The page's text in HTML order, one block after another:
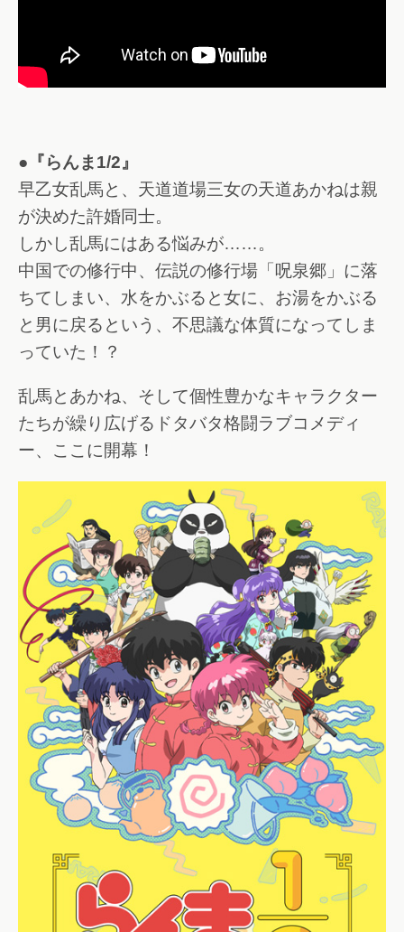
●『らんま1/2』
早乙女乱馬と、天道道場三女の天道あかねは親
が決めた許婚同士。
しかし乱馬にはある悩みが……。
中国での修行中、伝説の修行場「呪泉郷」に落
ちてしまい、水をかぶると女に、お湯をかぶる
と男に戻るという、不思議な体質になってしま
っていた！？
乱馬とあかね、そして個性豊かなキャラクター
たちが繰り広げるドタバタ格闘ラブコメディ
ー、ここに開幕！